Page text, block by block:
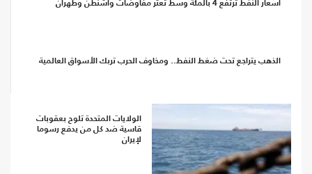
أسعار النفط ترتفع 4 بالمئة وسط تعثر مفاوضات واشنطن وطهران
الذهب يتراجع تحت ضغط النفط.. ومخاوف الحرب تربك الأسواق العالمية
الولايات المتحدة تلوح بعقوبات
قاسية ضد كل من يدفع رسوما
لإيران